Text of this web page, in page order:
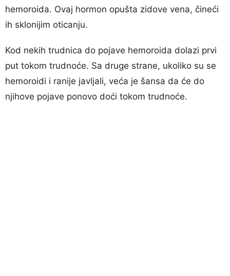
hemoroida. Ovaj hormon opušta zidove vena, čineći
ih sklonijim oticanju.
Kod nekih trudnica do pojave hemoroida dolazi prvi
put tokom trudnoće. Sa druge strane, ukoliko su se
hemoroidi i ranije javljali, veća je šansa da će do
njihove pojave ponovo doći tokom trudnoće.